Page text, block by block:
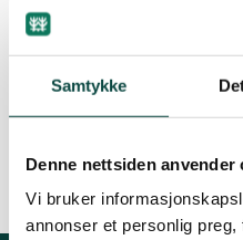
Samtykke
Denne nettsiden anvender
Vi bruker
annonser et personlig
Nord-Jæren
Strand
se! Kafeen er åpen
vafler, kaffe og
By Erik Thoring
04.09.2014 10:44